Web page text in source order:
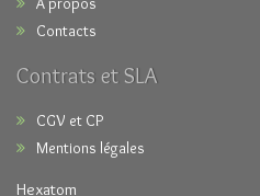
Contacts
Contrats et SLA
CGV et CP
Mentions légales
Hexatom